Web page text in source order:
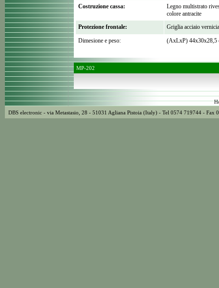
Costruzione cassa:
Legno multistrato
colore antracite
Protezione frontale:
Griglia acciaio
Dimesione e peso:
(AxLxP) 44x30x28,5
MP-202
DBS electronic - via Metastasio, 28 - 51031 Agliana Pistoia (Italy) - Tel 0574 719744 - Fax